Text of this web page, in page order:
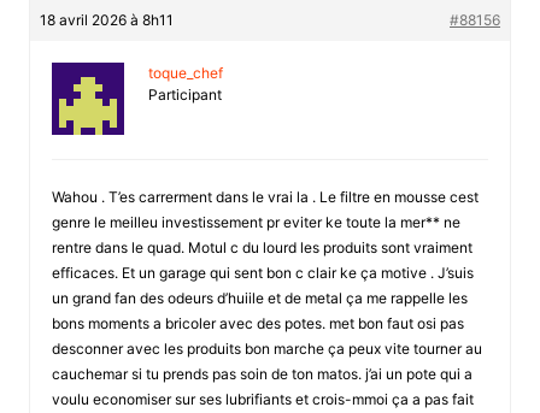
18 avril 2026 à 8h11 #88156
toque_chef
Participant
Wahou . T’es carrerment dans le vrai la . Le filtre en mousse cest
genre le meilleu investissement pr eviter ke toute la mer** ne
rentre dans le quad. Motul c du lourd les produits sont vraiment
efficaces. Et un garage qui sent bon c clair ke ça motive . J’suis
un grand fan des odeurs d’huiile et de metal ça me rappelle les
bons moments a bricoler avec des potes. met bon faut osi pas
desconner avec les produits bon marche ça peux vite tourner au
cauchemar si tu prends pas soin de ton matos. j’ai un pote qui a
voulu economiser sur ses lubrifiants et crois-mmoi ça a pas fait